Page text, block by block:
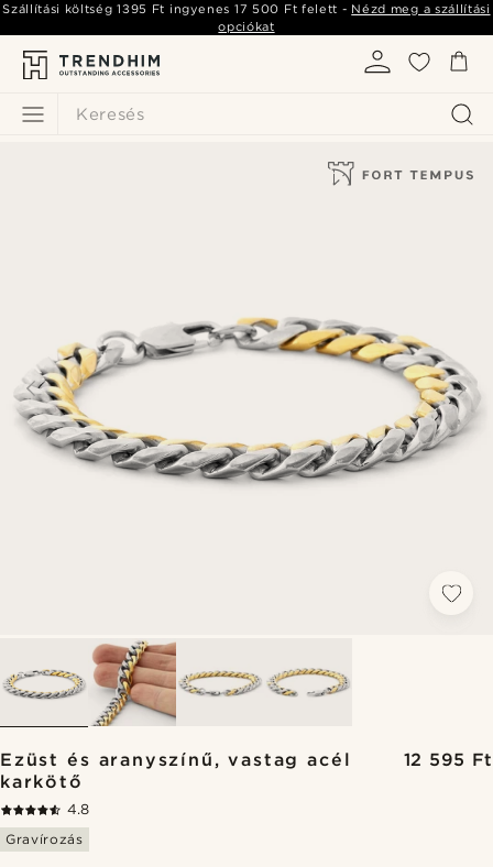
Keresés
Szállítási költség1395 Ft ingyenes 17 500 Ft felett - Nézd meg a szállítási
opciókat
Ezüst és aranyszínű, vastag acél
karkötő
12 595 Ft
4.8
Gravírozás